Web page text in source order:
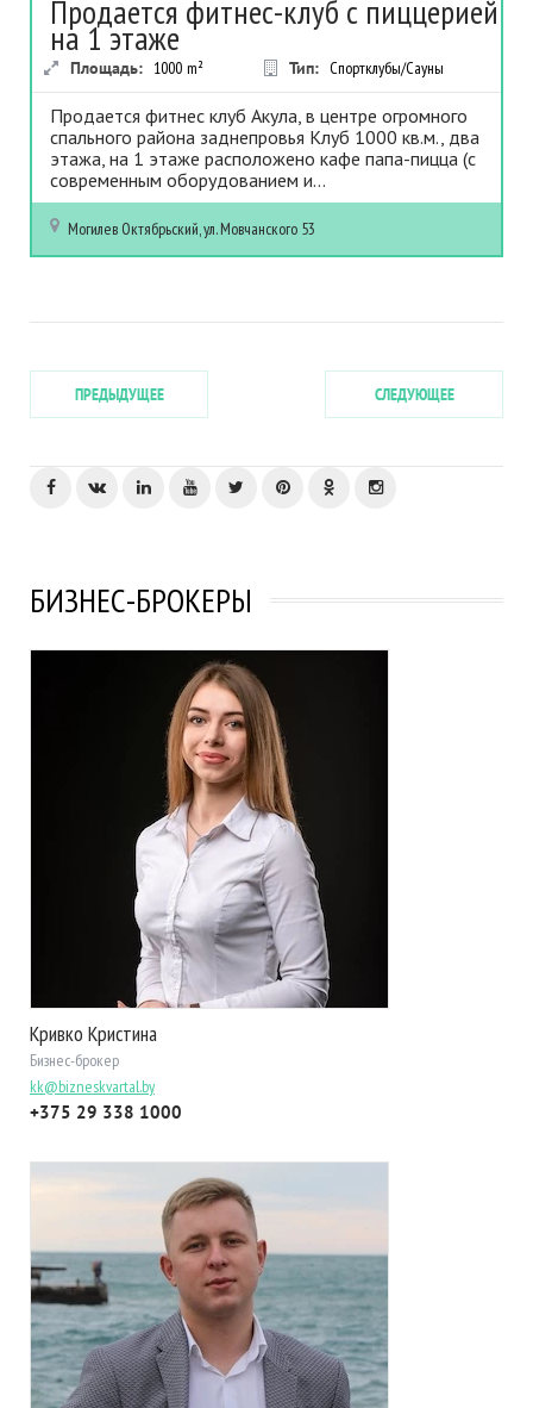
Продается фитнес-клуб с пиццерией
на 1 этаже
Площадь: 1000 m² Тип: Спортклубы/Сауны
Продается фитнес клуб Акула, в центре огромного
спального района заднепровья Клуб 1000 кв.м., два
этажа, на 1 этаже расположено кафе папа-пицца (с
современным оборудованием и...
Могилев Октябрьский, ул. Мовчанского 53
ПРЕДЫДУЩЕЕ СЛЕДУЮЩЕЕ
БИЗНЕС-БРОКЕРЫ
Кривко Кристина
Бизнес-брокер
kk@bizneskvartal.by
+375 29 338 1000